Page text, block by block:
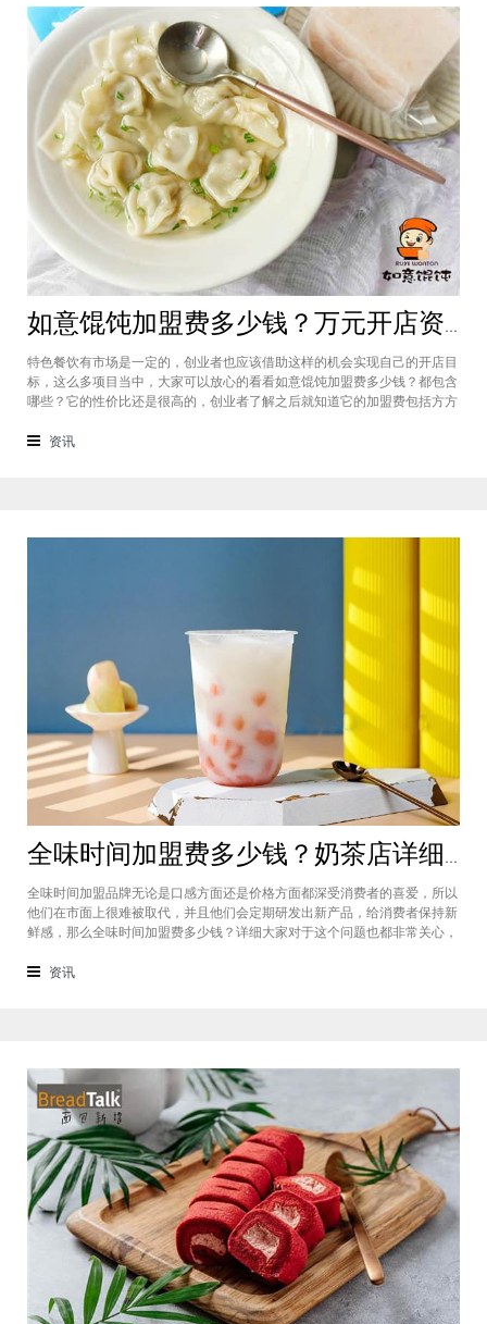
如意馄饨加盟费多少钱？万元开店资金压力基本上不会出现在经营中
特色餐饮有市场是一定的，创业者也应该借助这样的机会实现自己的开店目
标，这么多项目当中，大家可以放心的看看如意馄饨加盟费多少钱？都包含
哪些？它的性价比还是很高的，创业者了解之后就知道它的加盟费包括方方
的。加盟费用创业者想要了解一下如意馄饨加盟费多少钱？是不是值得加
资讯
全味时间加盟费多少钱？奶茶店详细费用分析就在这！
全味时间加盟品牌无论是口感方面还是价格方面都深受消费者的喜爱，所以
他们在市面上很难被取代，并且他们会定期研发出新产品，给消费者保持新
鲜感，那么全味时间加盟费多少钱？详细大家对于这个问题也都非常关心，
店，在这里就不说名字了。虽然开头说得很好，公司也确实提供了设备和产
资讯